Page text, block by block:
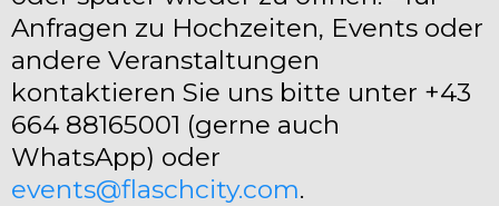
Anfragen zu Hochzeiten, Events oder
andere Veranstaltungen
kontaktieren Sie uns bitte unter +43
664 88165001 (gerne auch
WhatsApp) oder
events@flaschcity.com.